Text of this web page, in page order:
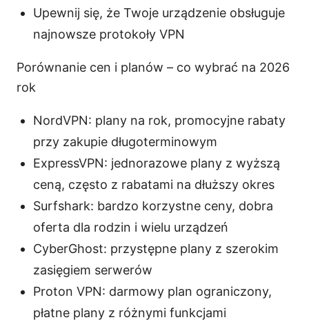
Upewnij się, że Twoje urządzenie obsługuje
najnowsze protokoły VPN
Porównanie cen i planów – co wybrać na 2026
rok
NordVPN: plany na rok, promocyjne rabaty
przy zakupie długoterminowym
ExpressVPN: jednorazowe plany z wyższą
ceną, często z rabatami na dłuższy okres
Surfshark: bardzo korzystne ceny, dobra
oferta dla rodzin i wielu urządzeń
CyberGhost: przystępne plany z szerokim
zasięgiem serwerów
Proton VPN: darmowy plan ograniczony,
płatne plany z różnymi funkcjami